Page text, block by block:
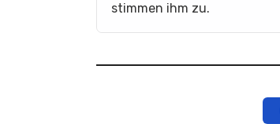
stimmen ihm zu.